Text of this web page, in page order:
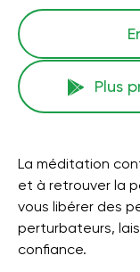
Plus
La méditation
et à retrouver la
vous libérer des
perturbateurs,
confiance.